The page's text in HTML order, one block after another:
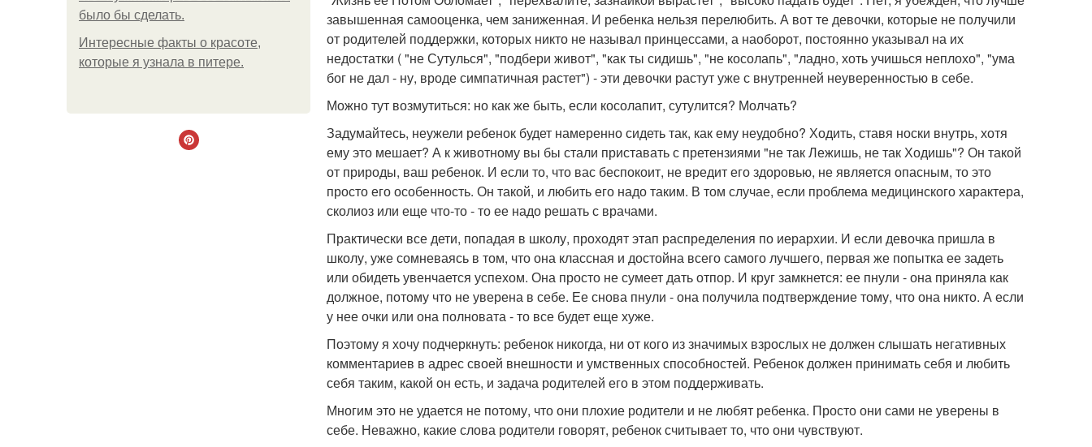
было бы сделать.
Интересные факты о красоте,
которые я узнала в питере.
завышенная самооценка, чем заниженная. И ребенка нельзя перелюбить. А вот те девочки, которые не получили
от родителей поддержки, которых никто не называл принцессами, а наоборот, постоянно указывал на их
недостатки ( "не Сутулься", "подбери живот", "как ты сидишь", "не косолапь", "ладно, хоть учишься неплохо", "ума
бог не дал - ну, вроде симпатичная растет") - эти девочки растут уже с внутренней неуверенностью в себе.
Можно тут возмутиться: но как же быть, если косолапит, сутулится? Молчать?
Задумайтесь, неужели ребенок будет намеренно сидеть так, как ему неудобно? Ходить, ставя носки внутрь, хотя
ему это мешает? А к животному вы бы стали приставать с претензиями "не так Лежишь, не так Ходишь"? Он такой
от природы, ваш ребенок. И если то, что вас беспокоит, не вредит его здоровью, не является опасным, то это
просто его особенность. Он такой, и любить его надо таким. В том случае, если проблема медицинского характера,
сколиоз или еще что-то - то ее надо решать с врачами.
Практически все дети, попадая в школу, проходят этап распределения по иерархии. И если девочка пришла в
школу, уже сомневаясь в том, что она классная и достойна всего самого лучшего, первая же попытка ее задеть
или обидеть увенчается успехом. Она просто не сумеет дать отпор. И круг замкнется: ее пнули - она приняла как
должное, потому что не уверена в себе. Ее снова пнули - она получила подтверждение тому, что она никто. А если
у нее очки или она полновата - то все будет еще хуже.
Поэтому я хочу подчеркнуть: ребенок никогда, ни от кого из значимых взрослых не должен слышать негативных
комментариев в адрес своей внешности и умственных способностей. Ребенок должен принимать себя и любить
себя таким, какой он есть, и задача родителей его в этом поддерживать.
Многим это не удается не потому, что они плохие родители и не любят ребенка. Просто они сами не уверены в
себе. Неважно, какие слова родители говорят, ребенок считывает то, что они чувствуют.